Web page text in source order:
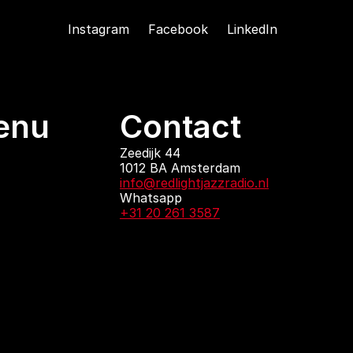
Instagram Facebook LinkedIn
Contact
Zeedijk 44
1012 BA Amsterdam
info@redlightjazzradio.nl
Whatsapp
+31 20 261 3587